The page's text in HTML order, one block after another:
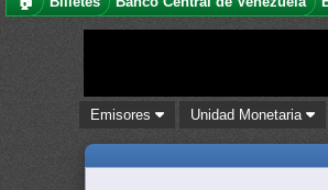
Emisores Unidad Monetaria